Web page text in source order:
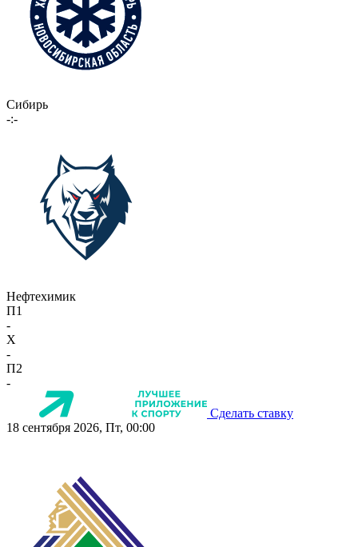
Сибирь
-:-
Нефтехимик
П1
-
X
-
П2
-
Сделать ставку
18 сентября 2026, Пт, 00:00